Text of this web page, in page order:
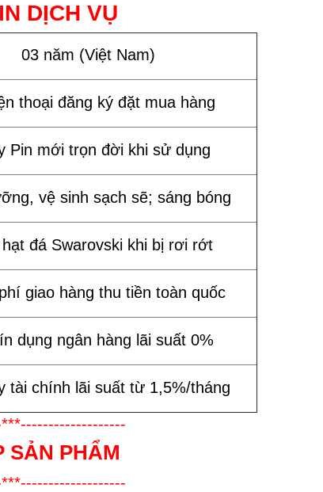
DỊCH VỤ
03 năm (Việt Nam)
thoại đăng ký đặt mua hàng
Pin mới trọn đời khi sử dụng
vệ sinh sạch sẽ; sáng bóng
đá Swarovski khi bị rơi rớt
giao hàng thu tiền toàn quốc
dụng ngân hàng lãi suất 0%
tài chính lãi suất từ 1,5%/tháng
SẢN PHẨM